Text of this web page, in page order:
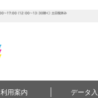
利用案内 データ